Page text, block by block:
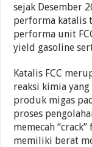
sejak Desember
performa katalis
performa unit
yield gasoline
Katalis FCC
reaksi kimia
produk migas
proses
memecah
memiliki berat